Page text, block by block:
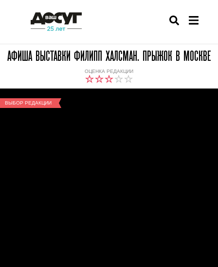
АФИША ВЫСТАВКИ ФИЛИПП ХАЛСМАН. ПРЫЖОК В МОСКВЕ
ОЦЕНКА РЕДАКЦИИ
ВЫБОР РЕДАКЦИИ